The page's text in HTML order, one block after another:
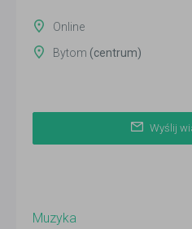
Online
Bytom (centrum)
Wyślij
Muzyka